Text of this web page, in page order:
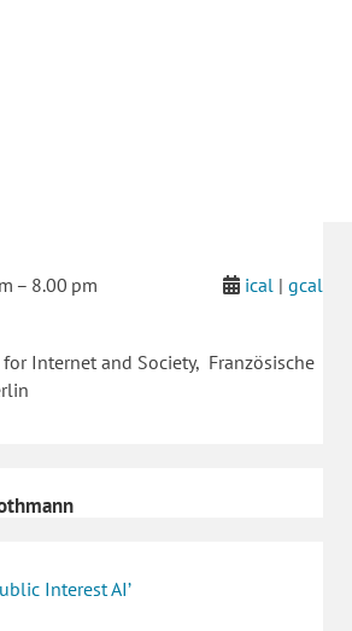
– 8.00 pm ical | gcal
Internet and Society, Französische
Interest AI’